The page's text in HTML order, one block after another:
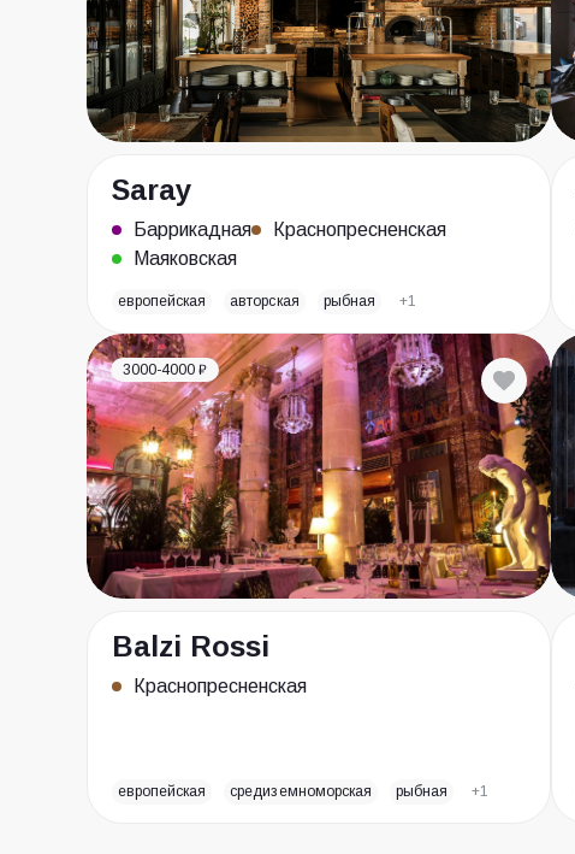
Saray
Баррикадная
Краснопресненская
Маяковская
европейская авторская рыбная +1
3000-4000 ₽
Balzi Rossi
Краснопресненская
европейская средиземноморская рыбная +1